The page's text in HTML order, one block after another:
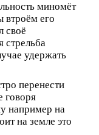
миномёт
втроём его
своё
стрельба
удержать
перенести
говоря
например на
на земле это